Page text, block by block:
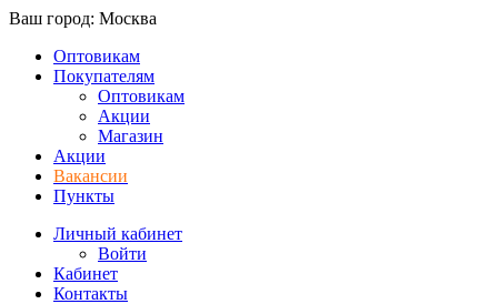
Ваш город: Москва
Оптовикам
Покупателям
Оптовикам
Акции
Магазин
Акции
Вакансии
Пункты
Личный кабинет
Войти
Кабинет
Контакты